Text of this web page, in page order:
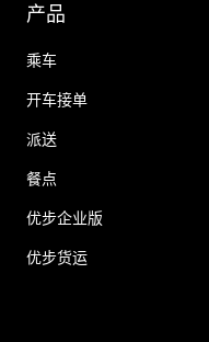
产品
乘车
开车接单
派送
餐点
优步企业版
优步货运